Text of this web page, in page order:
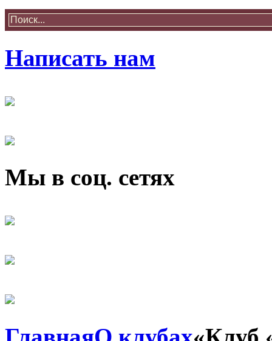
Написать нам
Мы в соц. сетях